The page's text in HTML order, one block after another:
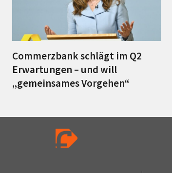
Commerzbank schlägt im Q2
Erwartungen – und will
„gemeinsames Vorgehen“